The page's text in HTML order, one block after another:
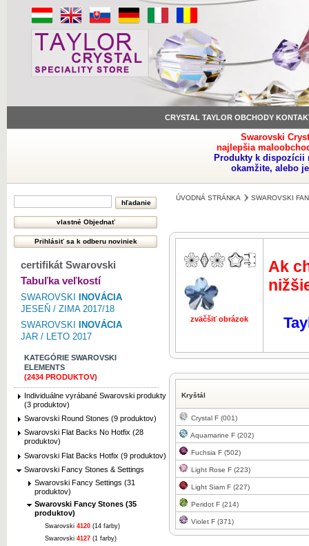
CRYSTAL TAYLOR OBCHODY
Swarovski
najlepšia
Produkty k dispozícii
okamžite, alebo
certifikát Swarovski
Tabuľka veľkostí
SWAROVSKI
INOVÁCIA
JESEŇ / ZIMA 2017/18
SWAROVSKI
INOVÁCIA
JAR / LETO 2017
KATEGÓRIE SWAROVSKI
ELEMENTS
(2434 PRODUKTOV)
Individuálne vyrábané Swarovski produkty
(3 produktov)
Swarovski Round Stones (9 produktov)
Swarovski Flat Backs No Hotfix (28
produktov)
Swarovski Flat Backs Hotfix (9 produktov)
Swarovski Fancy Stones & Settings
Swarovski Fancy Settings (31
produktov)
Swarovski Fancy Stones (35
produktov)
Swarovski 4120 (14 farby)
Swarovski 4127 (1 farby)
ÚVODNÁ STRÁNKA SWAROVSKI
zväčšiť obrázok zväčšiť
Ak
Kryštál
Crystal F (001)
Aquamarine F (202)
Fuchsia F (502)
Light Rose F (223)
Light Siam F (227)
Peridot F (214)
Violet F (371)